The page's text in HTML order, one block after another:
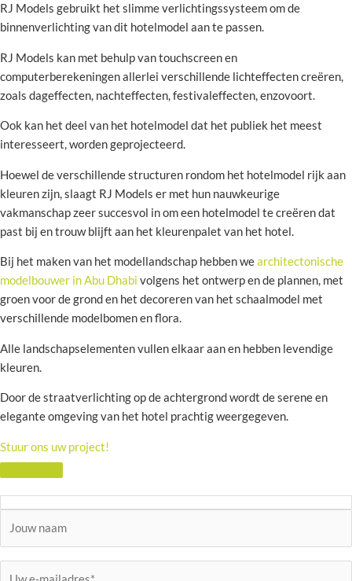
RJ Models gebruikt het slimme verlichtingssysteem om de
binnenverlichting van dit hotelmodel aan te passen.
RJ Models kan met behulp van touchscreen en
computerberekeningen allerlei verschillende lichteffecten creëren,
zoals dageffecten, nachteffecten, festivaleffecten, enzovoort.
Ook kan het deel van het hotelmodel dat het publiek het meest
interesseert, worden geprojecteerd.
Hoewel de verschillende structuren rondom het hotelmodel rijk aan
kleuren zijn, slaagt RJ Models er met hun nauwkeurige
vakmanschap zeer succesvol in om een hotelmodel te creëren dat
past bij en trouw blijft aan het kleurenpalet van het hotel.
Bij het maken van het modellandschap hebben wearchitectonische
modelbouwer in Abu Dhabi volgens het ontwerp en de plannen, met
groen voor de grond en het decoreren van het schaalmodel met
verschillende modelbomen en flora.
Alle landschapselementen vullen elkaar aan en hebben levendige
kleuren.
Door de straatverlichting op de achtergrond wordt de serene en
elegante omgeving van het hotel prachtig weergegeven.
Stuur ons uw project!